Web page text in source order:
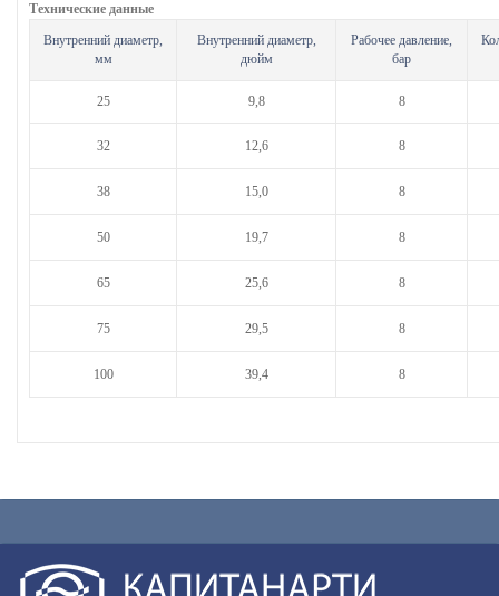
Технические данные
Внутренний диаметр,
мм
Внутренний диаметр,
дюйм
Рабочее давление,
бар
25 9,8 8
32 12,6 8
38 15,0 8
50 19,7 8
65 25,6 8
75 29,5 8
100 39,4 8